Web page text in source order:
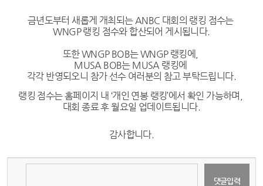
금년도부터 새롭게 개최되는 ANBC 대회의 랭킹 점수는
WNGP 랭킹 점수와 합산되어 게시됩니다.
또한WNGP BOB는 WNGP 랭킹에,
MUSA BOB는 MUSA 랭킹에
각각 반영되오니 참가 선수 여러분의 참고 부탁드립니다.​
랭킹 점수는 홈페이지 내 ‘개인 연봉 랭킹’에서 확인 가능하며,
대회 종료 후 월요일 업데이트됩니다.
감사합니다.